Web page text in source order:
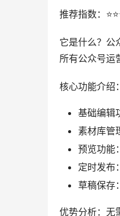
推荐指数：
它是什么？公
所有公众号运
核心功能介绍：
基础编辑
素材库管
预览功能
定时发布
草稿保存
优势分析：无